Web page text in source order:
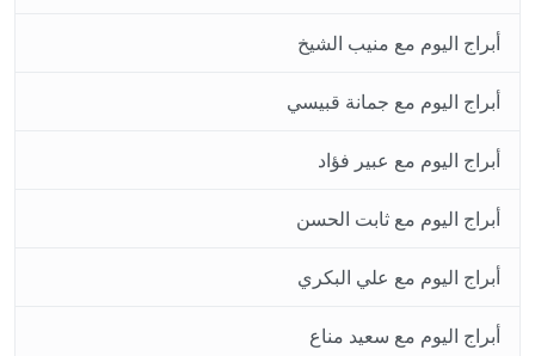
أبراج اليوم مع منيب الشيخ
أبراج اليوم مع جمانة قبيسي
أبراج اليوم مع عبير فؤاد
أبراج اليوم مع ثابت الحسن
أبراج اليوم مع علي البكري
أبراج اليوم مع سعيد مناع